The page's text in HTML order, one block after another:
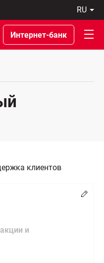
Интернет-банк
клиентов
и